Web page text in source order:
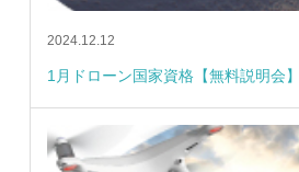
2024.12.12
1月ドローン国家資格【無料説明会】